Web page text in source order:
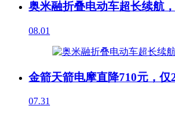
奥米融折叠电动车超长续航
08.01
金箭天箭电摩直降710元，仅
07.31